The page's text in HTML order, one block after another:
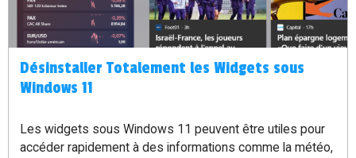
Désinstaller Totalement les Widgets sous
Windows 11
Les widgets sous Windows 11 peuvent être utiles pour
accéder rapidement à des informations comme la météo,